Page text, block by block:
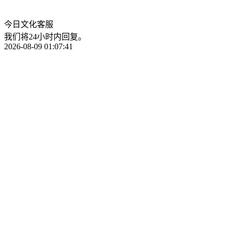
今日文化客服
我们将24小时内回复。
2026-08-09 01:07:41